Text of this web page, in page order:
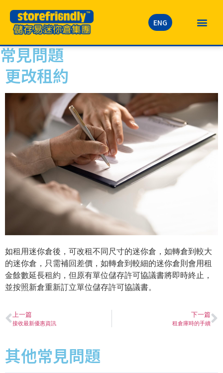
ENG
常見問題
更改租約
如租用迷你倉後，可改租不同尺寸的迷你倉，如轉倉到較大
的迷你倉，只需補回差價，如轉倉到較細的迷你倉則會用租
金餘數延長租約，但原有單位儲存許可協議書將即時終止，
並按照新倉重新訂立單位儲存許可協議書。
上一篇
接收最新優惠資訊
下一篇
租倉庫時的手續
其他常見問題